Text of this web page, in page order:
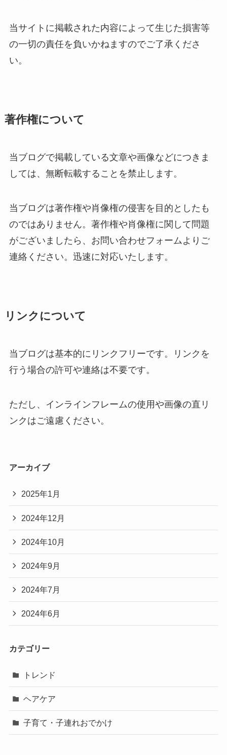
当サイトに掲載された内容によって生じた損害等
の一切の責任を負いかねますのでご了承くださ
い。
著作権について
当ブログで掲載している文章や画像などにつきま
しては、無断転載することを禁止します。
当ブログは著作権や肖像権の侵害を目的としたも
のではありません。著作権や肖像権に関して問題
がございましたら、お問い合わせフォームよりご
連絡ください。迅速に対応いたします。
リンクについて
当ブログは基本的にリンクフリーです。リンクを
行う場合の許可や連絡は不要です。
ただし、インラインフレームの使用や画像の直リ
ンクはご遠慮ください。
アーカイブ
2025年1月
2024年12月
2024年10月
2024年9月
2024年7月
2024年6月
カテゴリー
トレンド
ヘアケア
子育て・子連れおでかけ